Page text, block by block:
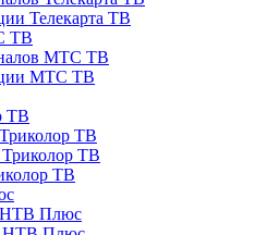
Телекарта ТВ
ТВ
МТС ТВ
МТС ТВ
ТВ
ТВ
ТВ
ТВ
НТВ Плюс